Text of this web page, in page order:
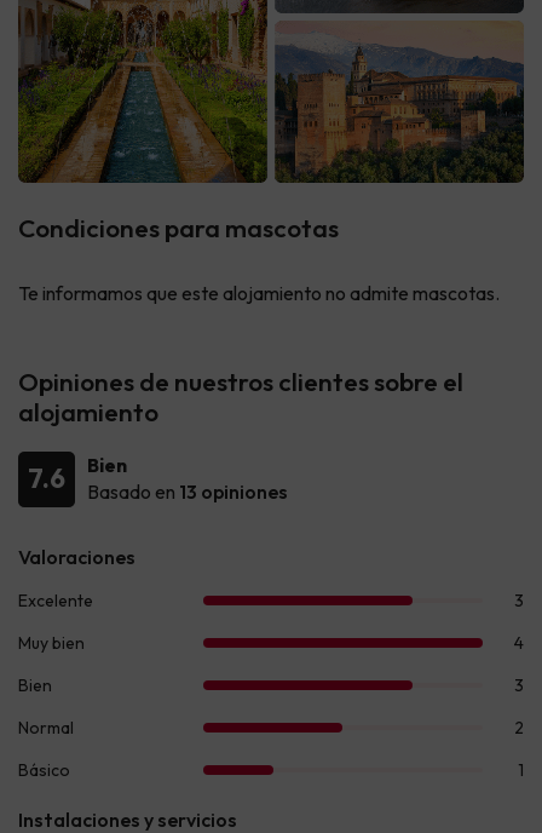
Condiciones para mascotas
Te informamos que este alojamiento no admite mascotas.
Opiniones de nuestros clientes sobre el
alojamiento
7.6
Bien
Basado en 13 opiniones